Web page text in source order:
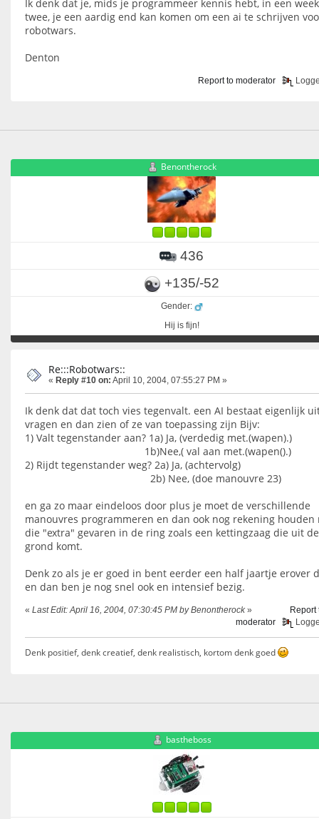
Ik denk dat je, mids je programmeer kennis hebt, in een
twee, je een aardig end kan komen om een ai te schrijven
robotwars.
Denton
Report to moderator
Benontherock
436
+135/-52
Gender:
Hij is fijn!
Re:::Robotwars::
« Reply #10 on: April 10, 2004, 07:55:27 PM »
Ik denk dat dat toch vies tegenvalt. een AI bestaat eigenlijk
vragen en dan zien of ze van toepassing zijn Bijv:
1) Valt tegenstander aan? 1a) Ja, (verdedig met.(wapen).)
1b)Nee,( val aan met.(wapen().)
2) Rijdt tegenstander weg? 2a) Ja, (achtervolg)
2b) Nee, (doe manouvre 23)
en ga zo maar eindeloos door plus je moet de verschillende
manouvres programmeren en dan ook nog rekening houden
die "extra" gevaren in de ring zoals een kettingzaag die uit de
grond komt.
Denk zo als je er goed in bent eerder een half jaartje erover
en dan ben je nog snel ook en intensief bezig.
« Last Edit: April 16, 2004, 07:30:45 PM by Benontherock »
Report
moderator
Denk positief, denk creatief, denk realistisch, kortom denk goed
bastheboss